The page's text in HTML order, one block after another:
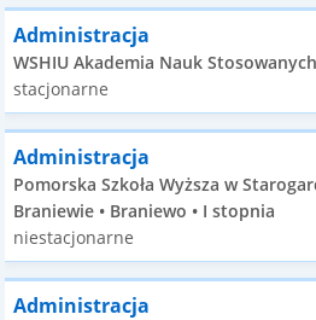
Administracja
WSHIU Akademia Nauk
stacjonarne
Administracja
Pomorska Szkoła Wyższa w
Braniewie • Braniewo • I stopnia
niestacjonarne
Administracja